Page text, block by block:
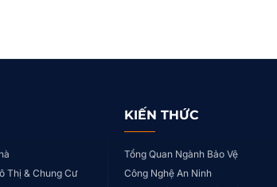
Thị & Chung Cư
KIẾN THỨC
Tổng Quan Ngành Bảo Vệ
Công Nghệ An Ninh